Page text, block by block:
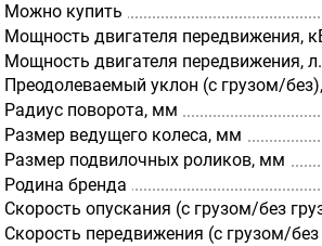
Можно купить
Мощность двигателя передвижения,
Мощность двигателя передвижения,
Преодолеваемый уклон (с грузом/
Радиус поворота, мм
Размер ведущего колеса, мм
Размер подвилочных роликов, мм
Родина бренда
Скорость опускания (с грузом/без
Скорость передвижения (с грузом/